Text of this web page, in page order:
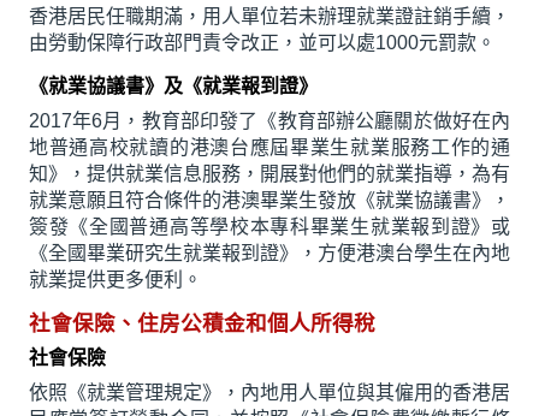
香港居民任職期滿，用人單位若未辦理就業證註銷手續，
由勞動保障行政部門責令改正，並可以處1000元罰款。
《就業協議書》及《就業報到證》
2017年6月，教育部印發了《教育部辦公廳關於做好在內
地普通高校就讀的港澳台應屆畢業生就業服務工作的通
知》，提供就業信息服務，開展對他們的就業指導，為有
就業意願且符合條件的港澳畢業生發放《就業協議書》，
簽發《全國普通高等學校本專科畢業生就業報到證》或
《全國畢業研究生就業報到證》，方便港澳台學生在內地
就業提供更多便利。
社會保險、住房公積金和個人所得稅
社會保險
依照《就業管理規定》，內地用人單位與其僱用的香港居